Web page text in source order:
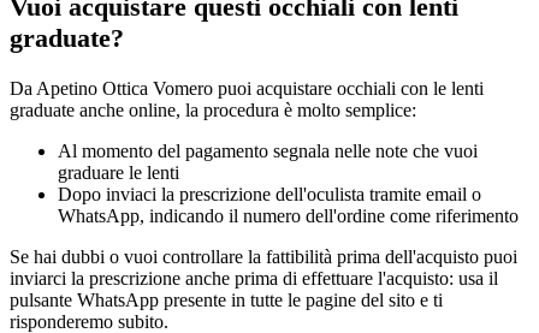
Vuoi acquistare questi occhiali con lenti
graduate?
Da Apetino Ottica Vomero puoi acquistare occhiali con le lenti
graduate anche online, la procedura è molto semplice:
Al momento del pagamento segnala nelle note che vuoi
graduare le lenti
Dopo inviaci la prescrizione dell'oculista tramite email o
WhatsApp, indicando il numero dell'ordine come riferimento
Se hai dubbi o vuoi controllare la fattibilità prima dell'acquisto puoi
inviarci la prescrizione anche prima di effettuare l'acquisto: usa il
pulsante WhatsApp presente in tutte le pagine del sito e ti
risponderemo subito.